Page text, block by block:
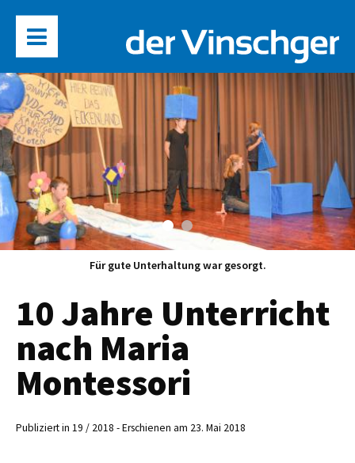
Für gute Unterhaltung war gesorgt.
10 Jahre Unterricht
nach Maria
Montessori
Publiziert in 19 / 2018 - Erschienen am 23. Mai 2018